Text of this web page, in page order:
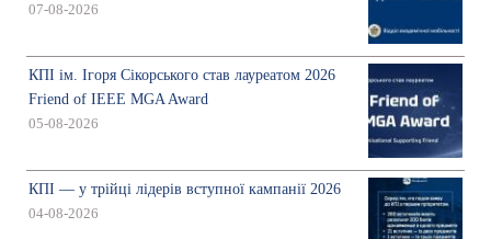
07-08-2026
КПІ ім. Ігоря Сікорського став лауреатом 2026
Friend of IEEE MGA Award
05-08-2026
КПІ — у трійці лідерів вступної кампанії 2026
04-08-2026